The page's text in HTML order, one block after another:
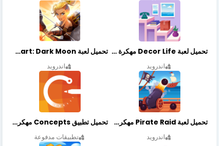
تحميل لعبة Decor Life مهكرة أخر إصدار
اندرويد
تحميل لعبة Lionheart: Dark Moon مهكرة أخر إصدار
اندرويد
تحميل لعبة Pirate Raid مهكرة أخر إصدار
اندرويد
تحميل تطبيق Concepts مهكر أخر إصدار
تطبيقات مدفوعة